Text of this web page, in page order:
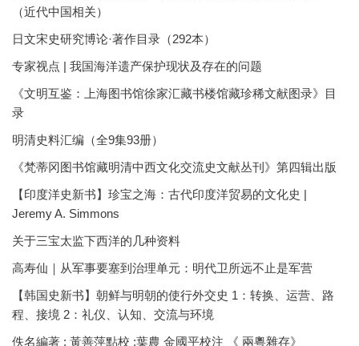
（近代中国相关）
日文宋史研究博论·著作目录（292本）
专家视点 | 我国海洋遗产保护现状及存在的问题
《文明互鉴：上海图书馆徐家汇藏书楼馆藏珍稀文献图录》目
录
明清史料汇编（全9集93册）
《梵蒂冈图书馆藏明清中西文化交流史文献丛刊》第四辑出版
【印度洋史新书】珍宝之海：古代印度洋贸易的文化史 |
Jeremy A. Simmons
关于三宝太监下西洋的几种资料
高寿仙｜从军事要塞到治理单元：明代卫所远不止是军营
【韩国史新书】朝鲜与明朝的使行外交史 1：转换、运营、路
程、接境 2：礼仪、认知、交流与环境
佚名編著 ; 黃善萍點校 ;葉農 金國平校注 《 兩粵雜存》